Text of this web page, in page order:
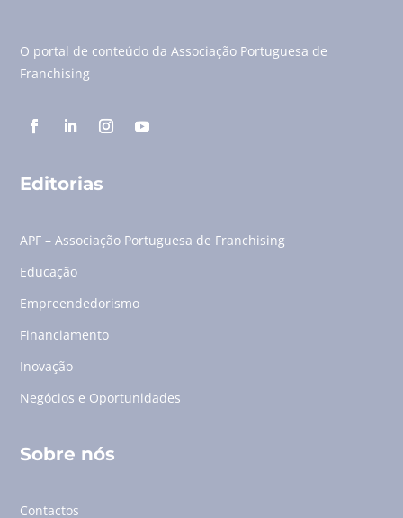
O portal de conteúdo da Associação Portuguesa de
Franchising
Editorias
APF – Associação Portuguesa de Franchising
Educação
Empreendedorismo
Financiamento
Inovação
Negócios e Oportunidades
Sobre nós
Contactos